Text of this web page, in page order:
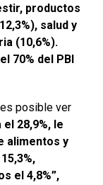
productos
salud y
(10,6%).
70% del PBI
posible ver
28,9%, le
alimentos y
el 4,8%”,